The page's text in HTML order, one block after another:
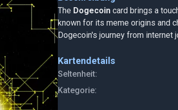
The Dogecoin card brings a
known for its meme origins and
Dogecoin's journey from
Kartendetails
Seltenheit:
Kategorie: